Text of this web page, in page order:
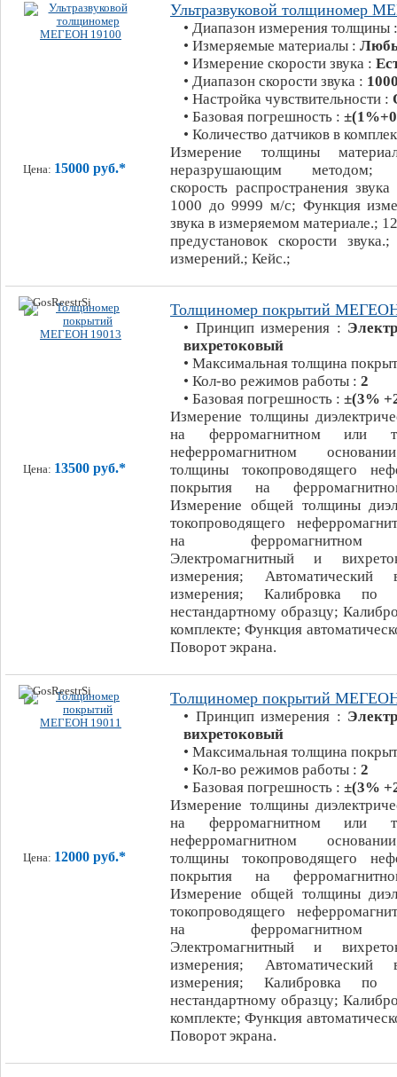
Цена: 15000 руб.*
Ультразвуковой толщиномер
• Диапазон измерения толщины
• Измеряемые материалы :
• Измерение скорости звука :
• Диапазон скорости звука :
• Настройка чувствительности :
• Базовая погрешность :
• Количество датчиков в
Измерение толщины
неразрушающим методом;
скорость распространения
1000 до 9999 м/с; Функция
звука в измеряемом материале.;
предустановок скорости
измерений.; Кейс.;
Цена: 13500 руб.*
Толщиномер покрытий
• Принцип измерения :
вихретоковый
• Максимальная толщина
• Кол-во режимов работы : 2
• Базовая погрешность : ±(3%
Измерение толщины
на ферромагнитном или
неферромагнитном
толщины токопроводящего
покрытия на
Измерение общей толщины
токопроводящего
на ферромагнитном
Электромагнитный и
измерения; Автоматический
измерения; Калибровка
нестандартному образцу;
комплекте; Функция
Поворот экрана.
Цена: 12000 руб.*
Толщиномер покрытий
• Принцип измерения :
вихретоковый
• Максимальная толщина
• Кол-во режимов работы : 2
• Базовая погрешность : ±(3%
Измерение толщины
на ферромагнитном или
неферромагнитном
толщины токопроводящего
покрытия на
Измерение общей толщины
токопроводящего
на ферромагнитном
Электромагнитный и
измерения; Автоматический
измерения; Калибровка
нестандартному образцу;
комплекте; Функция
Поворот экрана.